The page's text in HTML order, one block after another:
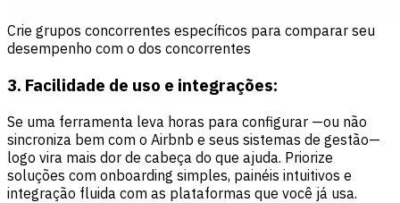
Crie grupos concorrentes específicos para comparar seu
desempenho com o dos concorrentes
3. Facilidade de uso e integrações:
Se uma ferramenta leva horas para configurar —ou não
sincroniza bem com o Airbnb e seus sistemas de gestão—
logo vira mais dor de cabeça do que ajuda. Priorize
soluções com onboarding simples, painéis intuitivos e
integração fluida com as plataformas que você já usa.